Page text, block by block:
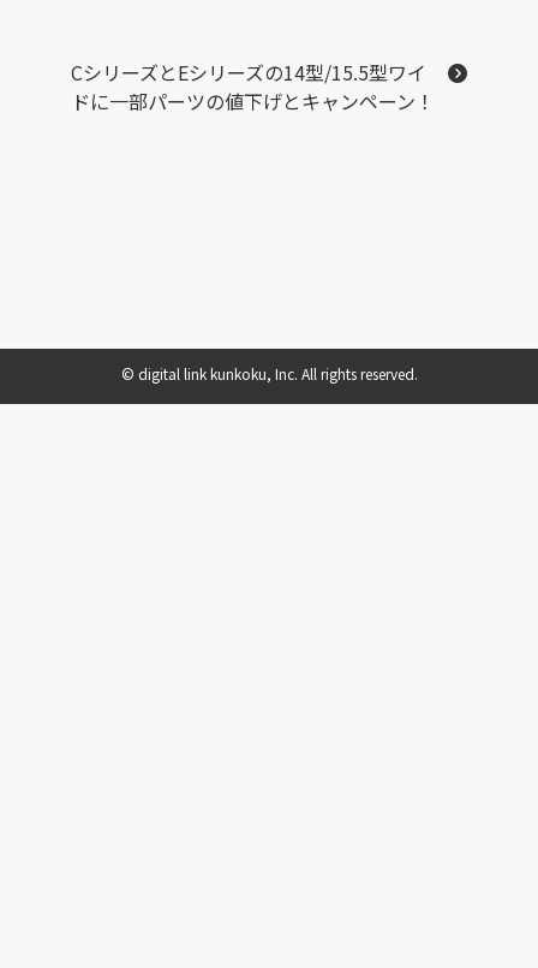
CシリーズとEシリーズの14型/15.5型ワイ
ドに一部パーツの値下げとキャンペーン！
© digital link kunkoku, Inc. All rights reserved.